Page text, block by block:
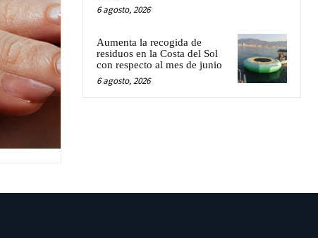
6 agosto, 2026
Aumenta la recogida de
residuos en la Costa del Sol
con respecto al mes de junio
6 agosto, 2026